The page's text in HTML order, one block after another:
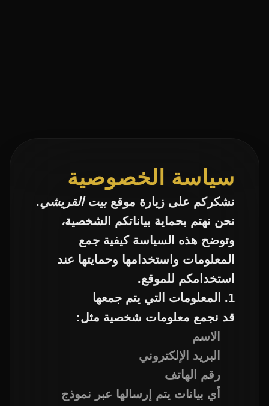
سياسة الخصوصية
نشكركم على زيارة موقع بيت القريشي.
نحن نهتم بحماية بياناتكم الشخصية،
وتوضح هذه السياسة كيفية جمع
المعلومات واستخدامها وحمايتها عند
استخدامكم للموقع.
1. المعلومات التي يتم جمعها
قد نجمع معلومات شخصية مثل:
الاسم
البريد الإلكتروني
رقم الهاتف
أي بيانات يتم إرسالها عبر نموذج